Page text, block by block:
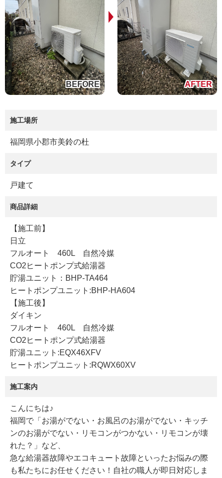
施工場所
福岡県小郡市美鈴の杜
タイプ
戸建て
商品詳細
【施工前】
日立
フルオート 460L 自然冷媒
CO2ヒートポンプ式給湯器
貯湯ユニット：BHP-TA464
ヒートポンプユニット:BHP-HA604
【施工後】
ダイキン
フルオート 460L 自然冷媒
CO2ヒートポンプ式給湯器
貯湯ユニット:EQX46XFV
ヒートポンプユニット:RQWX60XV
施工案内
こんにちは♪
福岡で「お湯がでない・お風呂のお湯がでない・キッチ
ンのお湯がでない・リモコンがつかない・リモコンが壊
れた？」など、
急な給湯器故障やエコキュート故障といったお悩みの際
も私たちにお任せください！自社の職人が即日対応しま